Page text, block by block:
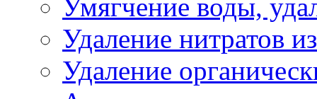
Умягчение воды,
Удаление нитратов
Удаление